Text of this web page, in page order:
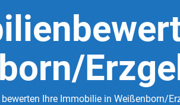
Ihre Immobilie in Weißenborn/